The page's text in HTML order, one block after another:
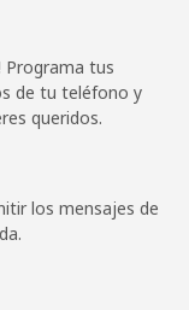
Programa tus
de tu teléfono y
queridos.
los mensajes de